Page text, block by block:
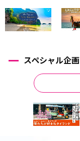
スペシャル企画